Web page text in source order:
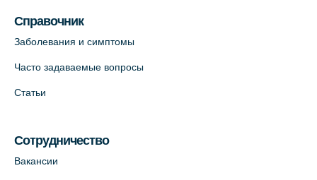
+7 (812) 660-73-69
На карте
На карте
Справочник
Заболевания и симптомы
Часто задаваемые вопросы
Статьи
Сотрудничество
Вакансии